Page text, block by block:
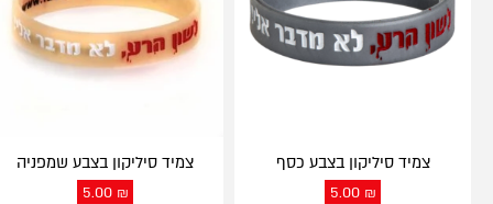
צמיד סיליקון בצבע כסף
5.00 ₪
צמיד סיליקון בצבע שמפניה
5.00 ₪